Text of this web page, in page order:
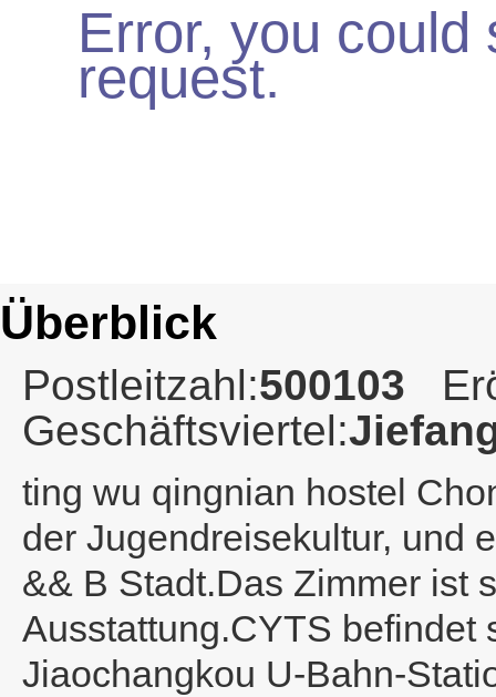
Error, you could
request.
Überblick
Postleitzahl:500103
Geschäftsviertel:
ting wu qingnian hostel
der Jugendreisekultur, und
&& B Stadt.Das Zimmer ist
Ausstattung.CYTS befindet
Jiaochangkou U-Bahn-